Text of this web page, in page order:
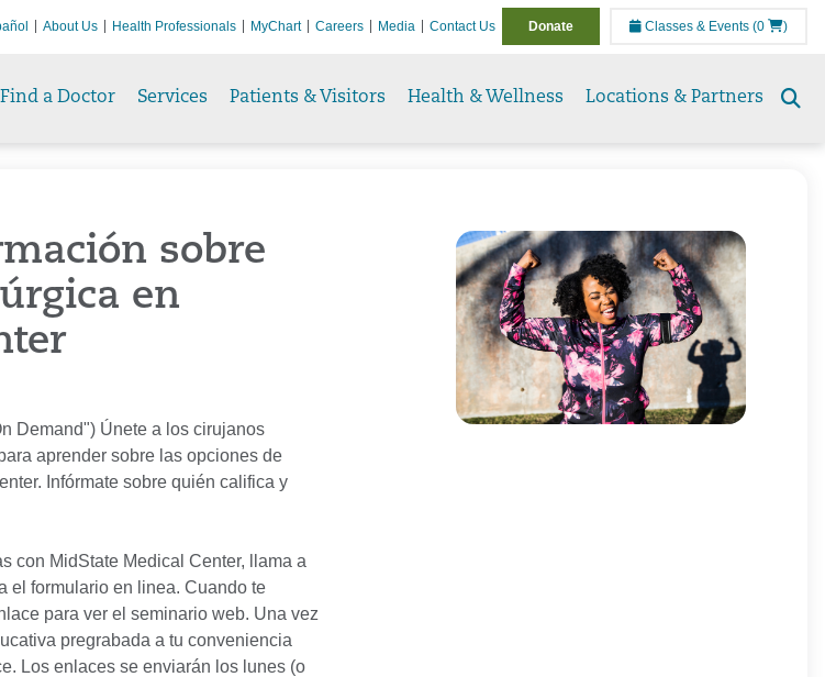
About Us Health Professionals MyChart Careers Media Contact Us Donate Classes & Events (0 )
Find a Doctor Services Patients & Visitors Health & Wellness Locations & Partners
sobre
en
Demand") Únete a los cirujanos
aprender sobre las opciones de
Infórmate sobre quién califica y
con MidState Medical Center, llama a
el formulario en linea. Cuando te
para ver el seminario web. Una vez
pregrabada a tu conveniencia
Los enlaces se enviarán los lunes (o